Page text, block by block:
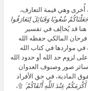
أُخرى وهي قيمة التعارف،
شُعُوبًا وَقَبَائِلَ لِتَعَارَفُوا
قد يُخالِف في تفسير
المالكي حفظه الله
في مواردها في كتاب الله
لزوم حد الله أو حدود الله
صور وصنوف العدوان
المادية، في حق الأفراد
عِنْدَ اللَّهِ أَتْقَاكُمْ ۩،